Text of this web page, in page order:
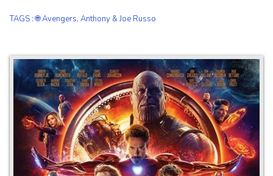
TAGS :🌐 Avengers, Anthony & Joe Russo